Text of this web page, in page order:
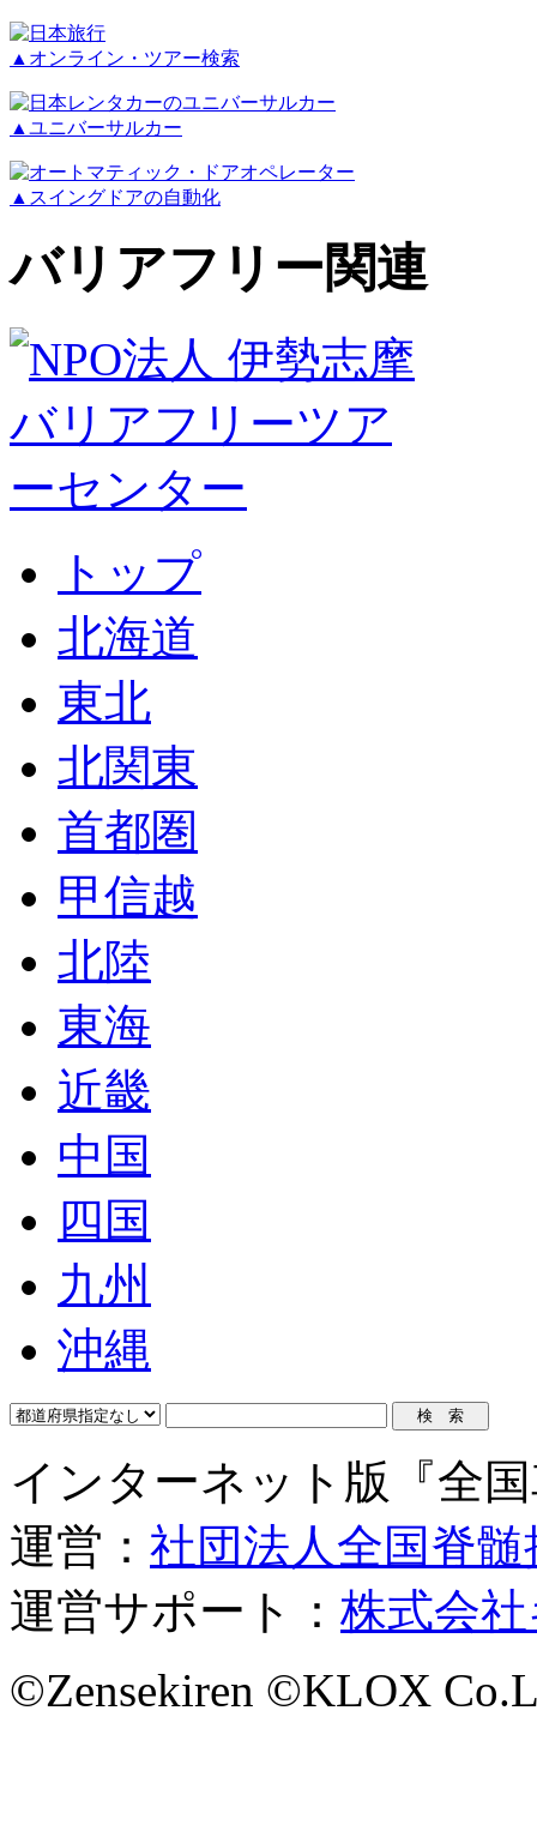
▲オンライン・ツアー検索
▲ユニバーサルカー
▲スイングドアの自動化
バリアフリー関連
トップ
北海道
東北
北関東
首都圏
甲信越
北陸
東海
近畿
中国
四国
九州
沖縄
インターネット版『全
運営： 社団法人全国脊
運営サポート： 株式会
©Zensekiren ©KLOX